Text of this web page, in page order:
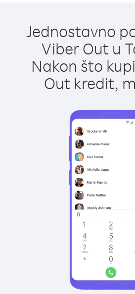
Jednostavno
Viber Out u
Nakon što
Out kredit,